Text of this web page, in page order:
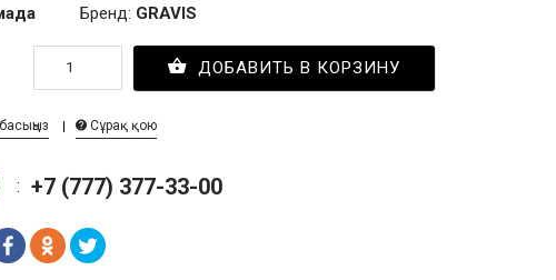
Бренд: GRAVIS
ДОБАВИТЬ В КОРЗИНУ
Сұрақ қою
: +7 (777) 377-33-00